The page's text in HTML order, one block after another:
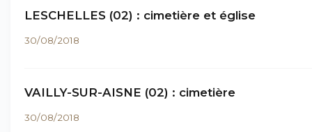
LESCHELLES (02) : cimetière et église
30/08/2018
VAILLY-SUR-AISNE (02) : cimetière
30/08/2018